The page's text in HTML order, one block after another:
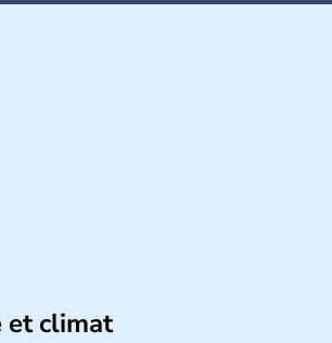
et climat